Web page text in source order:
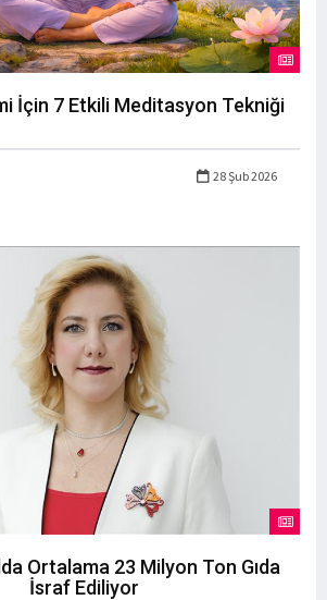
İçin 7 Etkili Meditasyon Tekniği
28 Şub 2026
Ortalama 23 Milyon Ton Gıda
İsraf Ediliyor